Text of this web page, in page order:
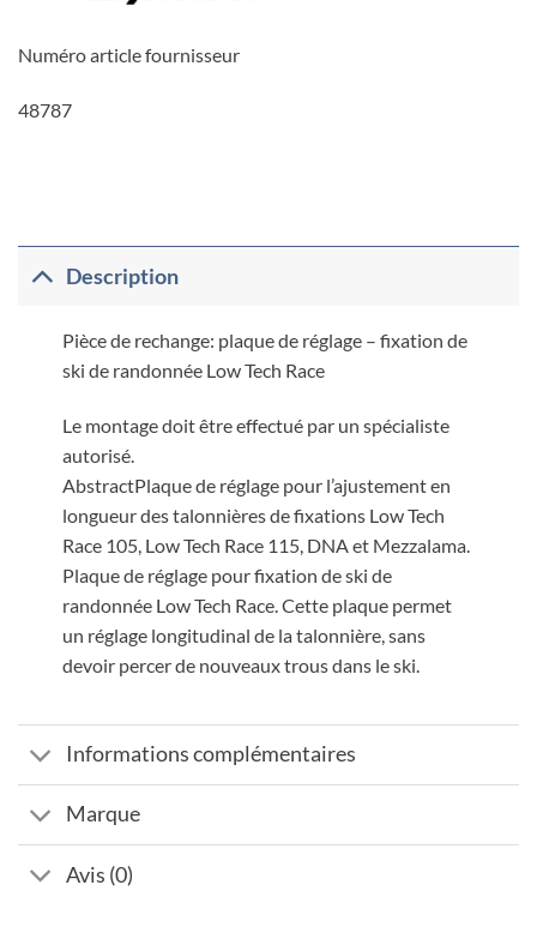
Numéro article fournisseur
48787
Description
Pièce de rechange: plaque de réglage – fixation de
ski de randonnée Low Tech Race
Le montage doit être effectué par un spécialiste
autorisé.
AbstractPlaque de réglage pour l’ajustement en
longueur des talonnières de fixations Low Tech
Race 105, Low Tech Race 115, DNA et Mezzalama.
Plaque de réglage pour fixation de ski de
randonnée Low Tech Race. Cette plaque permet
un réglage longitudinal de la talonnière, sans
devoir percer de nouveaux trous dans le ski.
Informations complémentaires
Marque
Avis (0)